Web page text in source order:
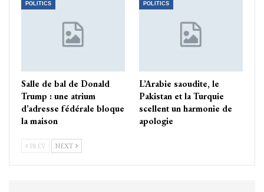
POLITICS
Salle de bal de Donald
Trump : une atrium
d’adresse fédérale bloque
la maison
POLITICS
L’Arabie saoudite, le
Pakistan et la Turquie
scellent un harmonie de
apologie
PREV NEXT